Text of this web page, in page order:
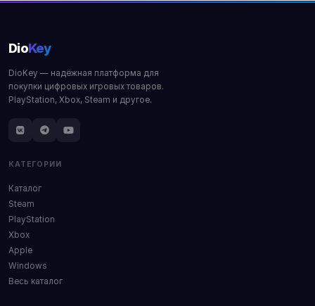
DioKey
DioKey — надёжная платформа для
покупки цифровых игровых товаров.
PlayStation, Xbox, Steam и другое.
КАТЕГОРИИ
Каталог
Steam
PlayStation
Xbox
Apple
Windows
Весь каталог